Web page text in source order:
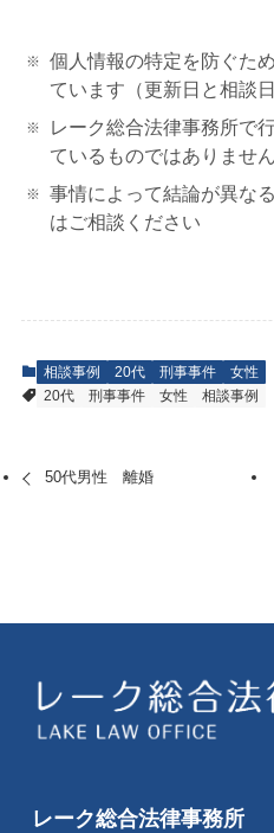
個人情報の特定を防ぐた
ています（更新日と相談
レーク総合法律事務所で
ているものではありません
事情によって結論が異な
はご相談ください
相談事例 20代 刑事事件
女性
20代
刑事事件 女性 相談事例
50代男性 離婚
レーク総合法律事務所